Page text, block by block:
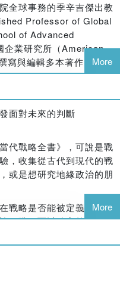
經典和當今的主要戰略議
略思想給予更多關注。
於歷史上最糟糕的戰爭時
戰後美國成為超級大國，
途以及武力與外交之間的
修訂了這門學科所仰賴的
要性日益增加的此刻，對
，故推出本書第三版。
史與戰略研究者們撰稿，
A History）作者勞倫斯．
《大戰略》（On Grand
斯（John Lewis
授瑪格麗特．麥克米蘭
國企業研究所」
交及防衛政策研究主任
最富有影響力的戰略家身
到克勞塞維茲，從拿破
平。重新檢視從古至今的
全球事務的季辛吉傑出教
Professor of Global
of Advanced
企業研究所（American
寫與編輯多本著作，包括
Grand Strategy in
刻》（Making the
and the Rise of the
什麼好處？》（What
Purpose in American
George W. Bush），以
Cold War），同時
）的專欄作家，並曾
及美國國防戰略委員會的
戰爭時代的戰略：一戰和
、蘇以及其他國家，如
More
面對未來的判斷
代戰略全書》，可說是戰
，收集從古代到現代的戰
或是想研究地緣政治的朋
戰略是否能被定義，很可
，唯一可以確定的，是定
用是在近代，若我們從戰
意很接近「謀略」，是一
以說是思想方法。
More